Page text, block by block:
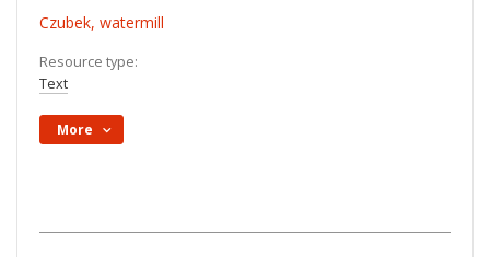
Czubek, watermill
Resource type:
Text
More